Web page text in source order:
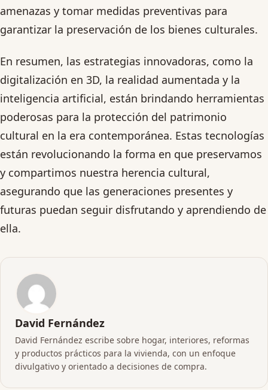
amenazas y tomar medidas preventivas para
garantizar la preservación de los bienes culturales.
En resumen, las estrategias innovadoras, como la
digitalización en 3D, la realidad aumentada y la
inteligencia artificial, están brindando herramientas
poderosas para la protección del patrimonio
cultural en la era contemporánea. Estas tecnologías
están revolucionando la forma en que preservamos
y compartimos nuestra herencia cultural,
asegurando que las generaciones presentes y
futuras puedan seguir disfrutando y aprendiendo de
ella.
David Fernández
David Fernández escribe sobre hogar, interiores, reformas
y productos prácticos para la vivienda, con un enfoque
divulgativo y orientado a decisiones de compra.